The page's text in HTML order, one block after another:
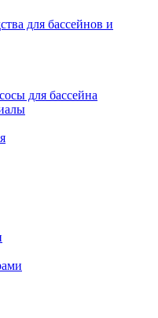
для бассейнов и
для бассейна